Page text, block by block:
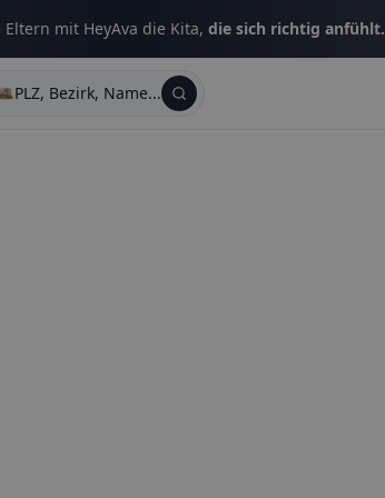
mit HeyAva die Kita, die sich richtig anfühlt.
PLZ, Bezirk, Name...